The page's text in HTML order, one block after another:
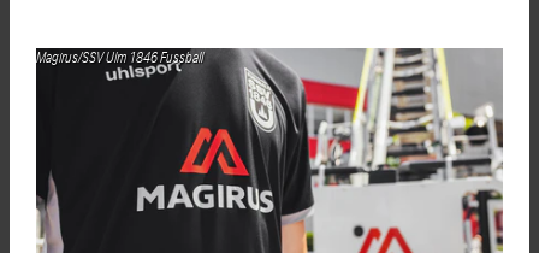
Magirus/SSV Ulm 1846 Fussball